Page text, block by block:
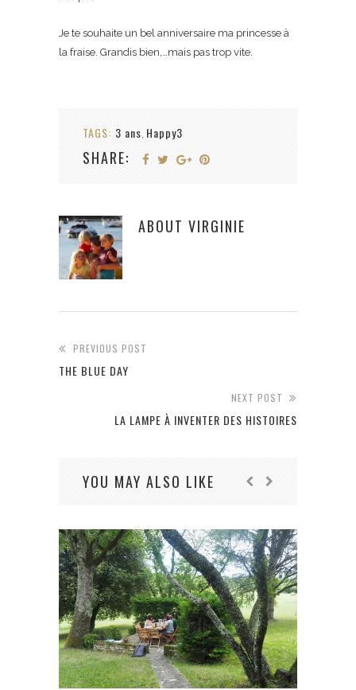
Je te souhaite un bel anniversaire ma princesse à
la fraise. Grandis bien,…mais pas trop vite.
TAGS: 3 ans Happy3
SHARE:
ABOUT VIRGINIE
PREVIOUS POST
THE BLUE DAY
NEXT POST
LA LAMPE À INVENTER DES HISTOIRES
YOU MAY ALSO LIKE